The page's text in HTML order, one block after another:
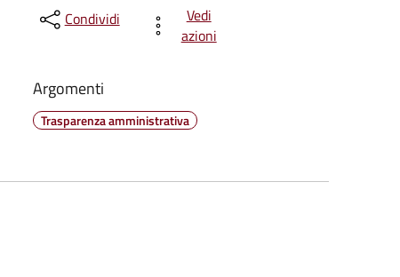
Condividi
Vedi
azioni
Argomenti
Trasparenza amministrativa